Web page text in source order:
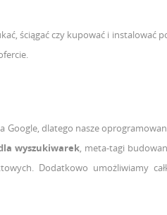
ściągać czy kupować i instalować
dlatego nasze
wyszukiwarek , meta-tagi
Dodatkowo umożliwiamy